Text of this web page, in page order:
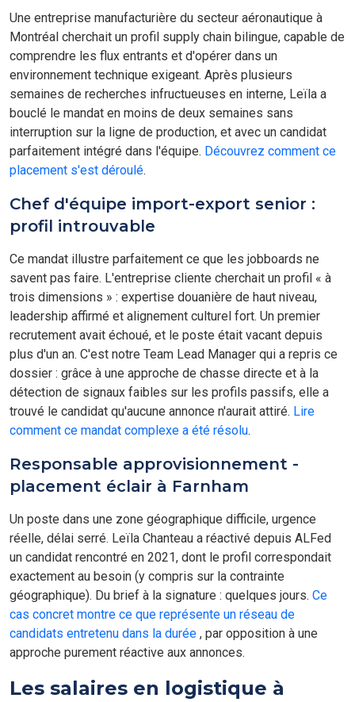
Une entreprise manufacturière du secteur aéronautique à
Montréal cherchait un profil supply chain bilingue, capable de
comprendre les flux entrants et d'opérer dans un
environnement technique exigeant. Après plusieurs
semaines de recherches infructueuses en interne, Leïla a
bouclé le mandat en moins de deux semaines sans
interruption sur la ligne de production, et avec un candidat
parfaitement intégré dans l'équipe. Découvrez comment ce
placement s'est déroulé.
Chef d'équipe import-export senior :
profil introuvable
Ce mandat illustre parfaitement ce que les jobboards ne
savent pas faire. L'entreprise cliente cherchait un profil « à
trois dimensions » : expertise douanière de haut niveau,
leadership affirmé et alignement culturel fort. Un premier
recrutement avait échoué, et le poste était vacant depuis
plus d'un an. C'est notre Team Lead Manager qui a repris ce
dossier : grâce à une approche de chasse directe et à la
détection de signaux faibles sur les profils passifs, elle a
trouvé le candidat qu'aucune annonce n'aurait attiré. Lire
comment ce mandat complexe a été résolu.
Responsable approvisionnement -
placement éclair à Farnham
Un poste dans une zone géographique difficile, urgence
réelle, délai serré. Leïla Chanteau a réactivé depuis ALFed
un candidat rencontré en 2021, dont le profil correspondait
exactement au besoin (y compris sur la contrainte
géographique). Du brief à la signature : quelques jours. Ce
cas concret montre ce que représente un réseau de
candidats entretenu dans la durée , par opposition à une
approche purement réactive aux annonces.
Les salaires en logistique à